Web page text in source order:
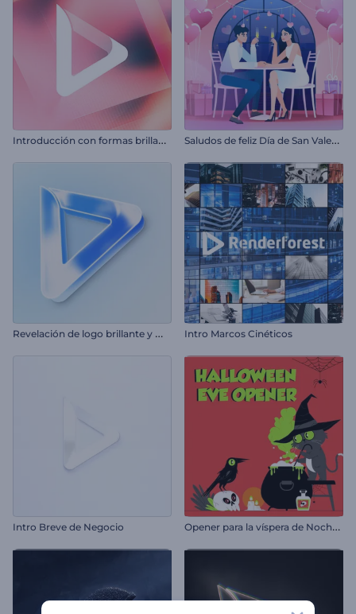
I
ntroducción con formas brillantes S
aludos de feliz Día de San Valentín
R
evelación de logo brillante y minimalista Intro Marcos Cinéticos
Intro Breve de Negocio O
pener para la víspera de Noche de Brujas